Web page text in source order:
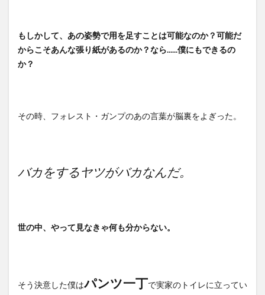
もしかして、あの姿勢で用を足すことは可能なのか？可能だ
からこそあんな張り紙があるのか？なら......僕にもできるの
か？
その時、フォレスト・ガンプのあの言葉が脳裏をよぎった。
バカをするヤツがバカなんだ。
世の中、やって見なきゃ何も分からない。
そう決意した僕はパンツ一丁で実家のトイレに立ってい